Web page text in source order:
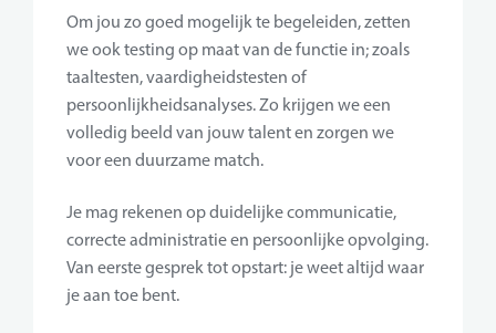
Om jou zo goed mogelijk te begeleiden, zetten
we ook testing op maat van de functie in; zoals
taaltesten, vaardigheidstesten of
persoonlijkheidsanalyses. Zo krijgen we een
volledig beeld van jouw talent en zorgen we
voor een duurzame match.
Je mag rekenen op duidelijke communicatie,
correcte administratie en persoonlijke opvolging.
Van eerste gesprek tot opstart: je weet altijd waar
je aan toe bent.